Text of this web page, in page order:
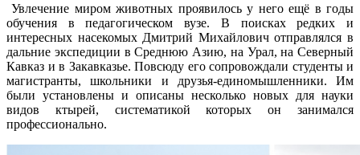
Увлечение миром животных проявилось у него ещё в годы
обучения в педагогическом вузе. В поисках редких и
интересных насекомых Дмитрий Михайлович отправлялся в
дальние экспедиции в Среднюю Азию, на Урал, на Северный
Кавказ и в Закавказье. Повсюду его сопровождали студенты и
магистранты, школьники и друзья-единомышленники. Им
были установлены и описаны несколько новых для науки
видов ктырей, систематикой которых он занимался
профессионально.